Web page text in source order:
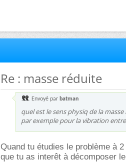
Re : masse réduite
Envoyé par batman
quel est le sens physiq de la
par exemple pour la vibration
Quand tu étudies le problème à
que tu as interêt à décomposer